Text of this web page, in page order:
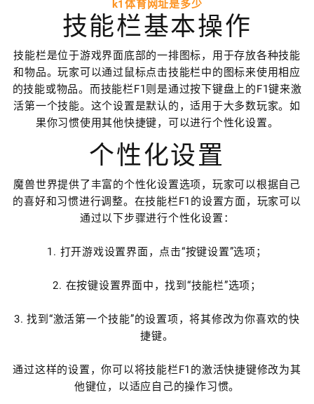
k1体育网址是多少
技能栏基本操作
技能栏是位于游戏界面底部的一排图标，用于存放各种技能
和物品。玩家可以通过鼠标点击技能栏中的图标来使用相应
的技能或物品。而技能栏F1则是通过按下键盘上的F1键来激
活第一个技能。这个设置是默认的，适用于大多数玩家。如
果你习惯使用其他快捷键，可以进行个性化设置。
个性化设置
魔兽世界提供了丰富的个性化设置选项，玩家可以根据自己
的喜好和习惯进行调整。在技能栏F1的设置方面，玩家可以
通过以下步骤进行个性化设置：
1. 打开游戏设置界面，点击“按键设置”选项；
2. 在按键设置界面中，找到“技能栏”选项；
3. 找到“激活第一个技能”的设置项，将其修改为你喜欢的快
捷键。
通过这样的设置，你可以将技能栏F1的激活快捷键修改为其
他键位，以适应自己的操作习惯。